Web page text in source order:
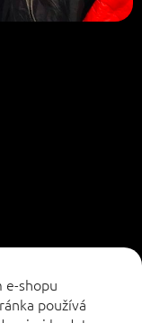
e-shopu
používá